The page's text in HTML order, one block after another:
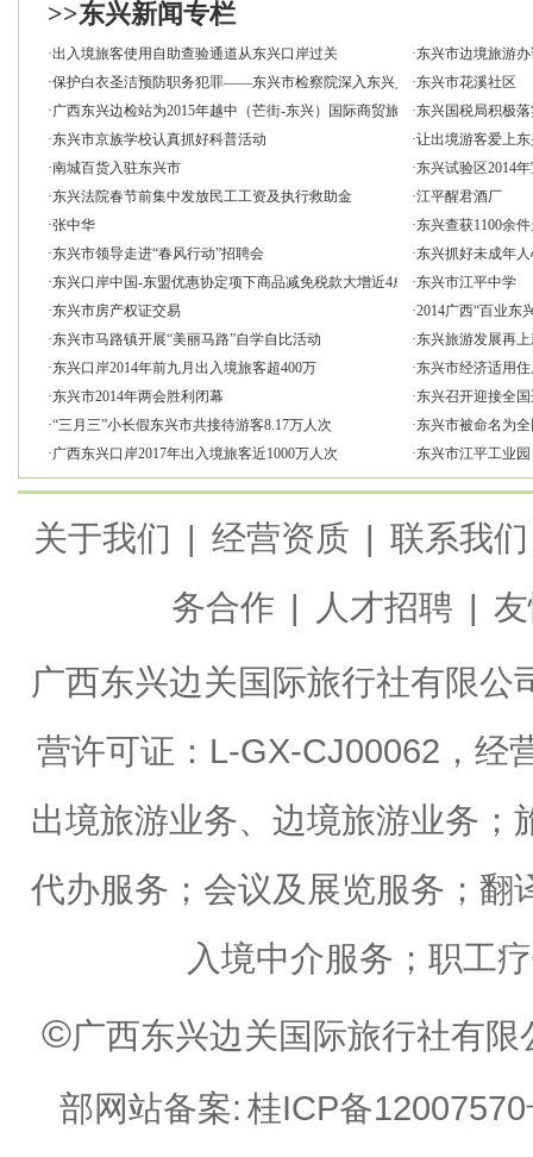
>>东兴新闻专栏
·出入境旅客使用自助查验通道从东兴口岸过关 ·东兴市边境旅游
·保护白衣圣洁预防职务犯罪——东兴市检察院深入东兴人民医院开展职务犯
·东兴市花溪社区
·广西东兴边检站为2015年越中（芒街-东兴）国际商贸旅游博览会代表团出
·东兴国税局积极
·东兴市京族学校认真抓好科普活动 ·让出境游客爱上
·南城百货入驻东兴市 ·东兴试验区2014
·东兴法院春节前集中发放民工工资及执行救助金 ·江平醒君酒厂
·张中华 ·东兴查获1100余
·东兴市领导走进“春风行动”招聘会 ·东兴抓好未成年
·东兴口岸中国-东盟优惠协定项下商品减免税款大增近4成 ·东兴市江平中学
·东兴市房产权证交易 ·2014广西“百业东
·东兴市马路镇开展“美丽马路”自学自比活动 ·东兴旅游发展再
·东兴口岸2014年前九月出入境旅客超400万 ·东兴市经济适用
·东兴市2014年两会胜利闭幕 ·东兴召开迎接全
·“三月三”小长假东兴市共接待游客8.17万人次 ·东兴市被命名为
·广西东兴口岸2017年出入境旅客近1000万人次 ·东兴市江平工业园
关于我们 | 经营资质 | 联系我们
务合作 | 人才招聘 |
广西东兴边关国际旅行社有限
营许可证：L-GX-CJ00062，经
出境旅游业务、边境旅游业务
代办服务；会议及展览服务；翻
入境中介服务；职工
©广西东兴边关国际旅行社有
部网站备案: 桂ICP备